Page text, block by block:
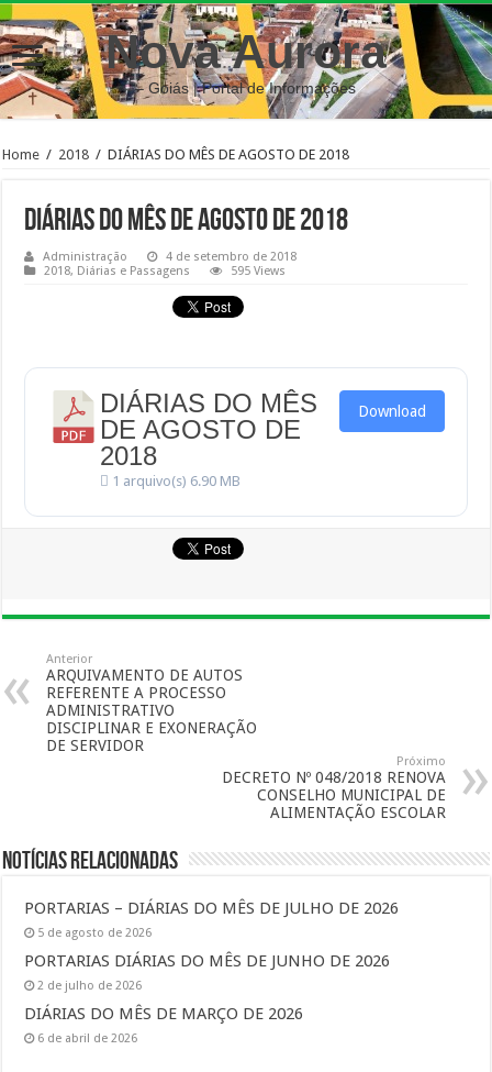
Nova Aurora
– Goiás | Portal de Informações
Home / 2018 / DIÁRIAS DO MÊS DE AGOSTO DE 2018
DIÁRIAS DO MÊS DE AGOSTO DE 2018
Administração
4 de setembro de 2018
2018, Diárias e Passagens 595 Views
DIÁRIAS DO MÊS
DE AGOSTO DE
2018
1 arquivo(s) 6.90 MB
Download
Anterior
ARQUIVAMENTO DE AUTOS
REFERENTE A PROCESSO
ADMINISTRATIVO
DISCIPLINAR E EXONERAÇÃO
DE SERVIDOR
Próximo
DECRETO Nº 048/2018 RENOVA
CONSELHO MUNICIPAL DE
ALIMENTAÇÃO ESCOLAR
Notícias Relacionadas
PORTARIAS – DIÁRIAS DO MÊS DE JULHO DE 2026
5 de agosto de 2026
PORTARIAS DIÁRIAS DO MÊS DE JUNHO DE 2026
2 de julho de 2026
DIÁRIAS DO MÊS DE MARÇO DE 2026
6 de abril de 2026